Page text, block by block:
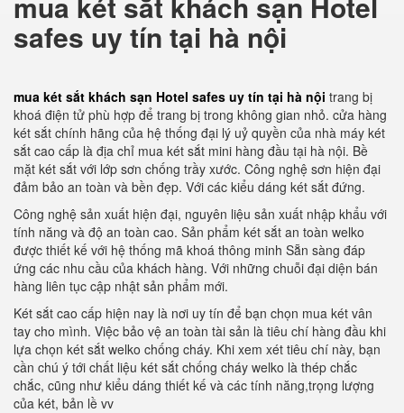
safes uy tín tại hà nội
mua két sắt khách sạn Hotel safes uy tín tại hà nội trang bị
khoá điện tử phù hợp để trang bị trong không gian nhỏ. cửa hàng
két sắt chính hãng của hệ thống đại lý uỷ quyền của nhà máy két
sắt cao cấp là địa chỉ mua két sắt mini hàng đầu tại hà nội. Bề
mặt két sắt với lớp sơn chống trầy xước. Công nghệ sơn hiện đại
đảm bảo an toàn và bền đẹp. Với các kiểu dáng két sắt đứng.
Công nghệ sản xuất hiện đại, nguyên liệu sản xuất nhập khẩu với
tính năng và độ an toàn cao. Sản phẩm két sắt an toàn welko
được thiết kế với hệ thống mã khoá thông minh Sẵn sàng đáp
ứng các nhu cầu của khách hàng. Với những chuỗi đại diện bán
hàng liên tục cập nhật sản phẩm mới.
Két sắt cao cấp hiện nay là nơi uy tín để bạn chọn mua két vân
tay cho mình. Việc bảo vệ an toàn tài sản là tiêu chí hàng đầu khi
lựa chọn két sắt welko chống cháy. Khi xem xét tiêu chí này, bạn
cần chú ý tới chất liệu két sắt chống cháy welko là thép chắc
chắc, cũng như kiểu dáng thiết kế và các tính năng,trọng lượng
của két, bản lề vv